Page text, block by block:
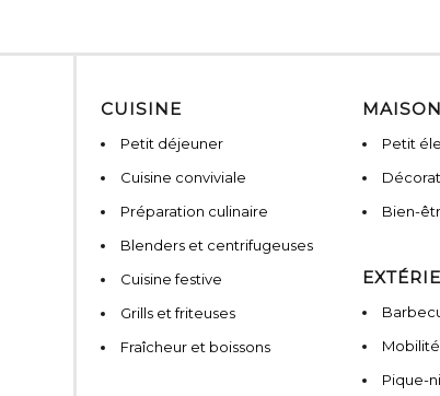
CUISINE
Petit déjeuner
Cuisine conviviale
Préparation culinaire
Blenders et centrifugeuses
Cuisine festive
Grills et friteuses
Fraîcheur et boissons
MAISON
Petit
Bien-
Mobilité
Pique-